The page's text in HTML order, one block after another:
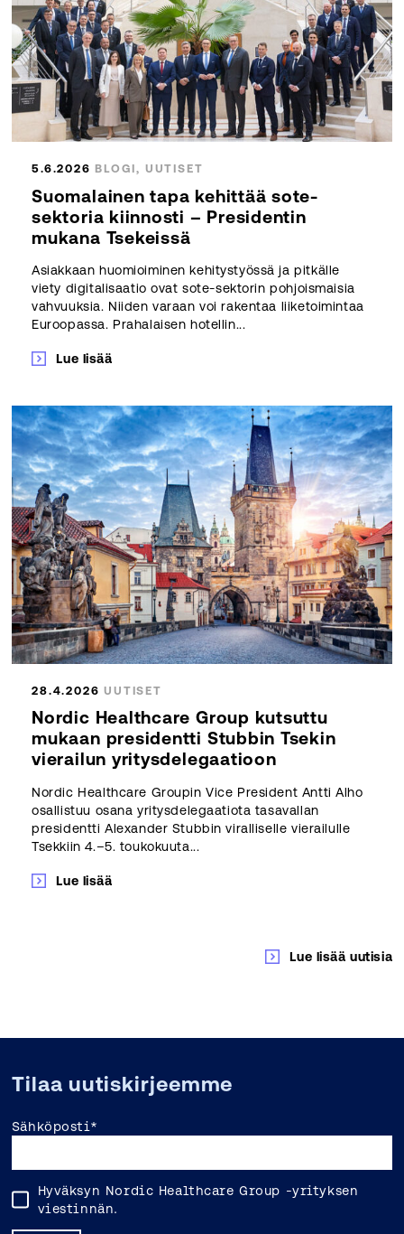
5.6.2026 BLOGI, UUTISET
Suomalainen tapa kehittää sote-
sektoria kiinnosti – Presidentin
mukana Tsekeissä
Asiakkaan huomioiminen kehitystyössä ja pitkälle
viety digitalisaatio ovat sote-sektorin pohjoismaisia
vahvuuksia. Niiden varaan voi rakentaa liiketoimintaa
Euroopassa. Prahalaisen hotellin...
Lue lisää
28.4.2026 UUTISET
Nordic Healthcare Group kutsuttu
mukaan presidentti Stubbin Tsekin
vierailun yritysdelegaatioon
Nordic Healthcare Groupin Vice President Antti Alho
osallistuu osana yritysdelegaatiota tasavallan
presidentti Alexander Stubbin viralliselle vierailulle
Tsekkiin 4.–5. toukokuuta...
Lue lisää
Lue lisää uutisia
Tilaa uutiskirjeemme
Sähköposti*
Hyväksyn Nordic Healthcare Group -yrityksen
viestinnän.